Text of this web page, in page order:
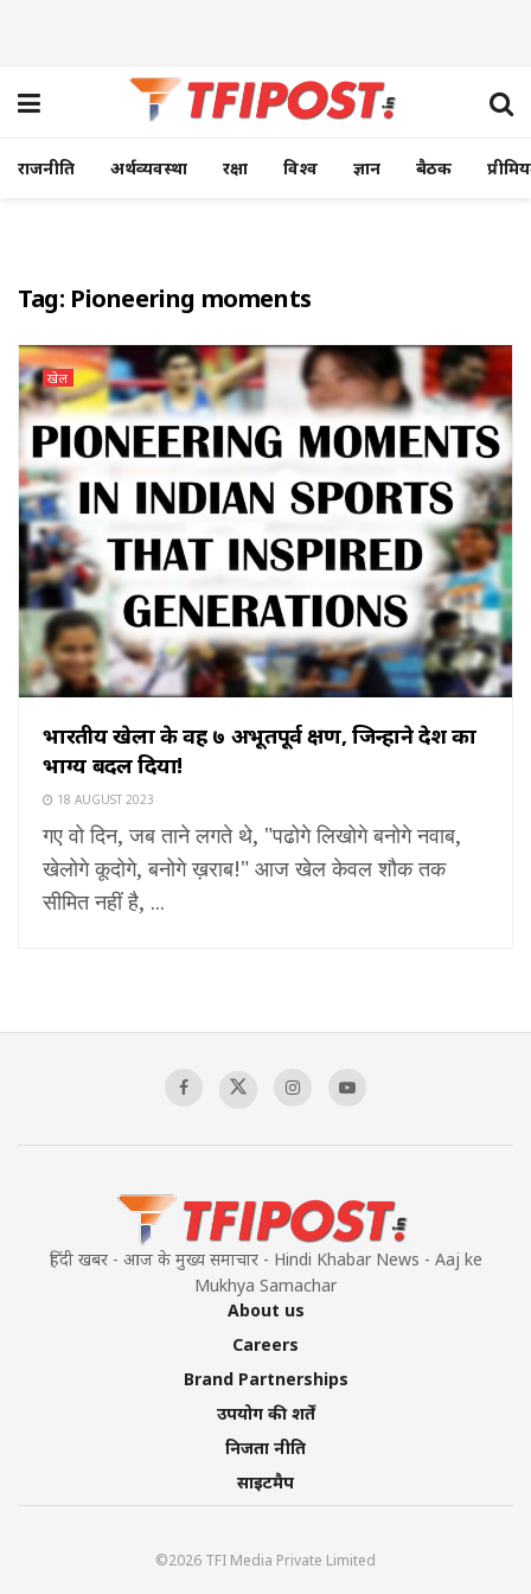
राजनीति अर्थव्यवस्था रक्षा विश्व ज्ञान बैठक
Tag: Pioneering moments
खेल
भारतीय खेलों के वह ७ अभूतपूर्व क्षण, जिन्होंने देश का
भाग्य बदल दिया!
18 AUGUST 2023
गए वो दिन, जब ताने लगते थे, "पढोगे लिखोगे बनोगे नवाब,
खेलोगे कूदोगे, बनोगे ख़राब!" आज खेल केवल शौक तक
सीमित नहीं है, ...
हिंदी खबर - आज के मुख्य समाचार - Hindi Khabar News - Aaj ke
Mukhya Samachar
About us
Careers
Brand Partnerships
उपयोग की शर्तें
निजता नीति
साइटमैप
©2026 TFI Media Private Limited